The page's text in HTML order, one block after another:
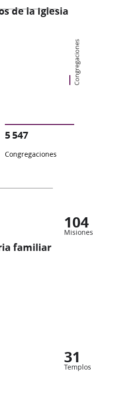
de la Iglesia
Congregaciones
5 547
Congregaciones
104
Misiones
familiar
31
Templos